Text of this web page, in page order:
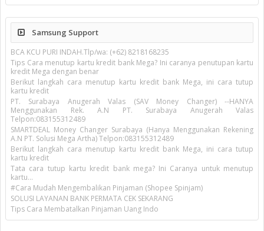
Samsung Support
BCA KCU PURI INDAH.Tlp/wa: (+62) 8218168235
Tips Cara menutup kartu kredit bank Mega? Ini caranya penutupan kartu
kredit Mega dengan benar
Berikut langkah cara menutup kartu kredit bank Mega, ini cara tutup
kartu kredit
PT. Surabaya Anugerah Valas (SAV Money Changer) --HANYA
Menggunakan Rek. A.N PT. Surabaya Anugerah Valas
Telpon:083155312489
SMARTDEAL Money Changer Surabaya (Hanya Menggunakan Rekening
A.N PT. Solusi Mega Artha) Telpon:083155312489
Berikut langkah cara menutup kartu kredit bank Mega, ini cara tutup
kartu kredit
Tata cara tutup kartu kredit bank mega? Ini Caranya untuk menutup
kartu...
#Cara Mudah Mengembalikan Pinjaman (Shopee Spinjam)
SOLUSI LAYANAN BANK PERMATA CEK SEKARANG
Tips Cara Membatalkan Pinjaman Uang Indo